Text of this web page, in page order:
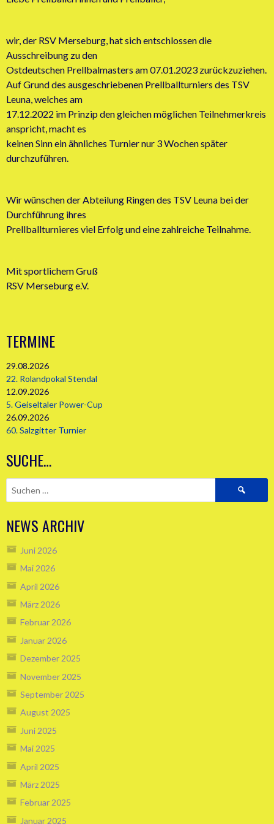
wir, der RSV Merseburg, hat sich entschlossen die
Ausschreibung zu den
Ostdeutschen Prellbalmasters am 07.01.2023 zurückzuziehen.
Auf Grund des ausgeschriebenen Prellballturniers des TSV
Leuna, welches am
17.12.2022 im Prinzip den gleichen möglichen Teilnehmerkreis
anspricht, macht es
keinen Sinn ein ähnliches Turnier nur 3 Wochen später
durchzuführen.
Wir wünschen der Abteilung Ringen des TSV Leuna bei der
Durchführung ihres
Prellballturnieres viel Erfolg und eine zahlreiche Teilnahme.
Mit sportlichem Gruß
RSV Merseburg e.V.
TERMINE
29.08.2026
22. Rolandpokal Stendal
12.09.2026
5. Geiseltaler Power-Cup
26.09.2026
60. Salzgitter Turnier
SUCHE…
Suchen
NEWS ARCHIV
Juni 2026
Mai 2026
April 2026
März 2026
Februar 2026
Januar 2026
Dezember 2025
November 2025
September 2025
August 2025
Juni 2025
Mai 2025
April 2025
März 2025
Februar 2025
Januar 2025